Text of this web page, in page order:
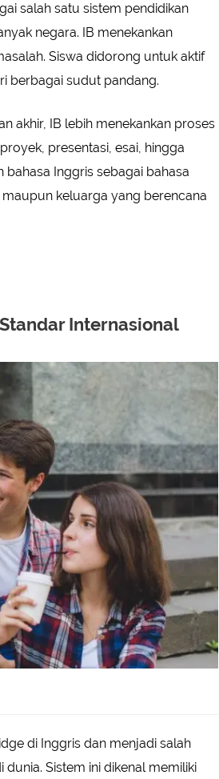
salah satu sistem pendidikan
negara. IB menekankan
Siswa didorong untuk aktif
berbagai sudut pandang.
akhir, IB lebih menekankan proses
presentasi, esai, hingga
Inggris sebagai bahasa
keluarga yang berencana
Internasional
di Inggris dan menjadi salah
Sistem ini dikenal memiliki